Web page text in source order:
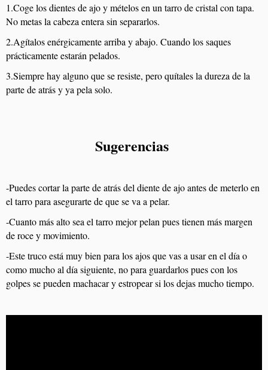
1.Coge los dientes de ajo y mételos en un tarro de cristal con tapa.
No metas la cabeza entera sin separarlos.
2.Agítalos enérgicamente arriba y abajo. Cuando los saques
prácticamente estarán pelados.
3.Siempre hay alguno que se resiste, pero quítales la dureza de la
parte de atrás y ya pela solo.
Sugerencias
-Puedes cortar la parte de atrás del diente de ajo antes de meterlo en
el tarro para asegurarte de que se va a pelar.
-Cuanto más alto sea el tarro mejor pelan pues tienen más margen
de roce y movimiento.
-Este truco está muy bien para los ajos que vas a usar en el día o
como mucho al día siguiente, no para guardarlos pues con los
golpes se pueden machacar y estropear si los dejas mucho tiempo.